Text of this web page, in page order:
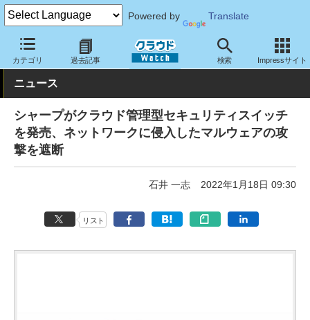
Powered by Translate
カテゴリ 過去記事 検索 Impressサイト
クラウド Watch セキュリティ セキュリティアプライアンス
ニュース
シャープがクラウド管理型セキュリティスイッチ
を発売、ネットワークに侵入したマルウェアの攻
撃を遮断
石井 一志 2022年1月18日 09:30
リスト